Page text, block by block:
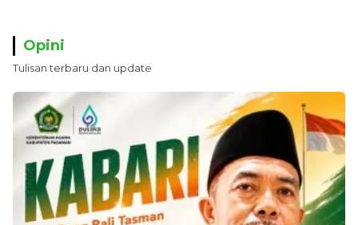
Opini
Tulisan terbaru dan update